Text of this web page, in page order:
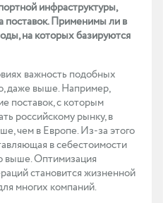
инфраструктуры,
поставок. Применимы ли в
на которых базируются
важность подобных
даже выше. Например,
поставок, с которым
российскому рынку, в
чем в Европе. Из-за этого
в себестоимости
выше. Оптимизация
становится жизненной
многих компаний.